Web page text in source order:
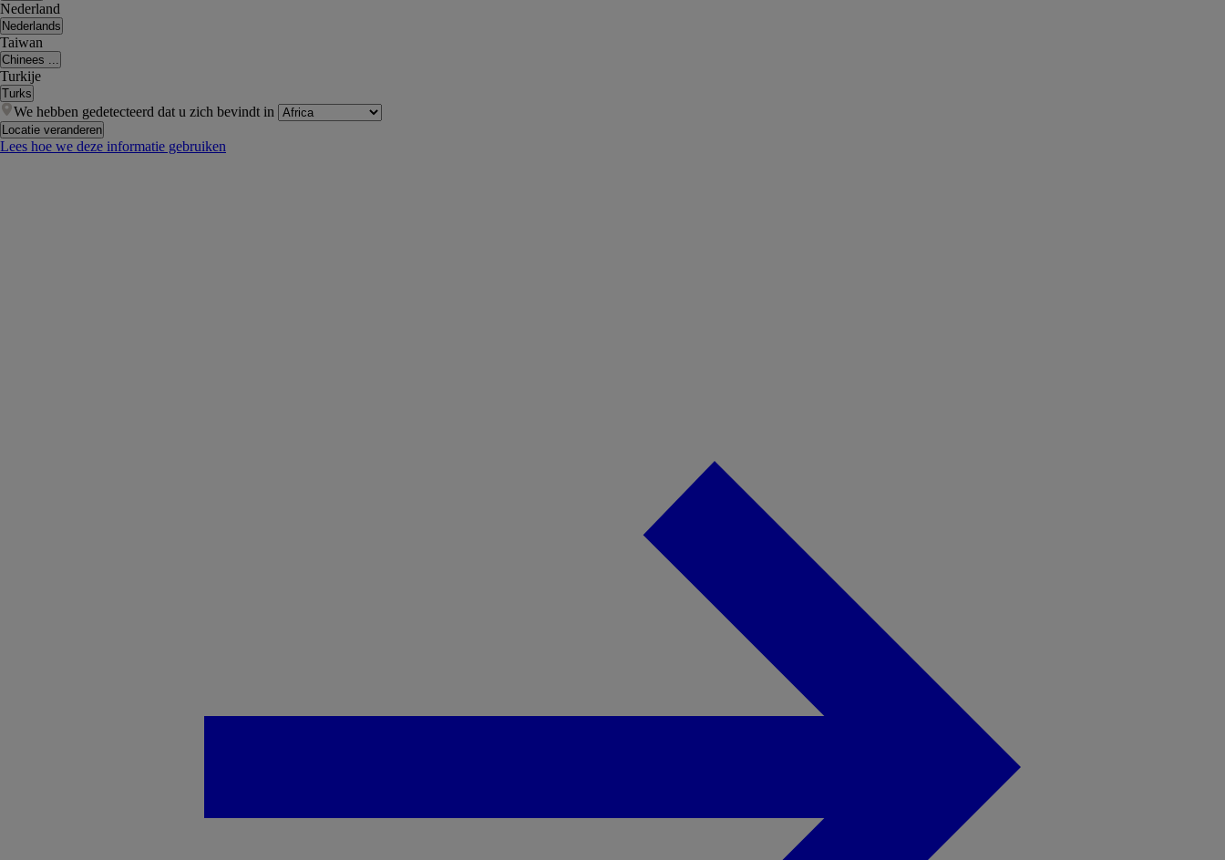
Nederland
Nederlands
Taiwan
Chinees ...
Turkije
Turks
We hebben gedetecteerd dat u zich bevindt in
Locatie veranderen
Lees hoe we deze informatie gebruiken